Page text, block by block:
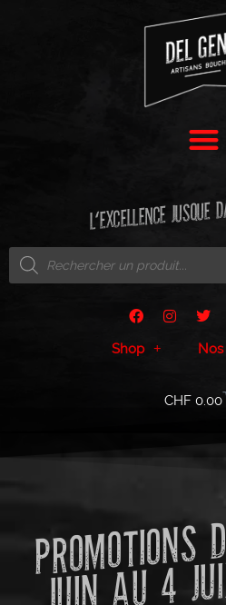
L'EXCELLENCE
Shop
CHF0.00
MOTIONS
JUIN AU 4